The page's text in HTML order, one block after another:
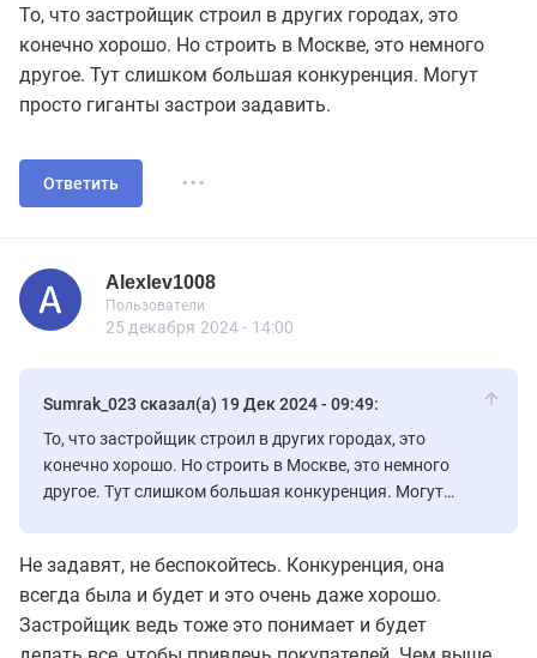
То, что застройщик строил в других городах, это
конечно хорошо. Но строить в Москве, это немного
другое. Тут слишком большая конкуренция. Могут
просто гиганты застрои задавить.
Ответить ...
Alexlev1008
Alexlev1008
Пользователи
Пользователь
Пользователи
30 сообщений
25 декабря 2024 - 14:00
Sumrak_023 сказал(а) 19 Дек 2024 - 09:49:
То, что застройщик строил в других городах, это
конечно хорошо. Но строить в Москве, это немного
другое. Тут слишком большая конкуренция. Могут
Не задавят, не беспокойтесь. Конкуренция, она
всегда была и будет и это очень даже хорошо.
Застройщик ведь тоже это понимает и будет